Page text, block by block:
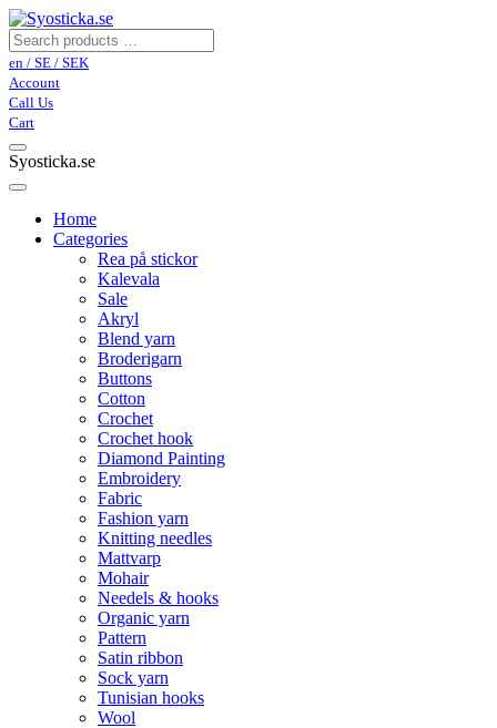
en / SE / SEK
Account
Call Us
Cart
Syosticka.se
Home
Categories
Rea på stickor
Kalevala
Sale
Akryl
Blend yarn
Broderigarn
Buttons
Cotton
Crochet
Crochet hook
Diamond Painting
Embroidery
Fabric
Fashion yarn
Knitting needles
Mattvarp
Mohair
Needels & hooks
Organic yarn
Pattern
Satin ribbon
Sock yarn
Tunisian hooks
Wool